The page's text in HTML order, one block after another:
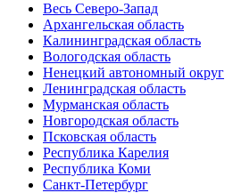
Весь Северо-Запад
Архангельская область
Калининградская область
Вологодская область
Ненецкий автономный округ
Ленинградская область
Мурманская область
Новгородская область
Псковская область
Республика Карелия
Республика Коми
Санкт-Петербург